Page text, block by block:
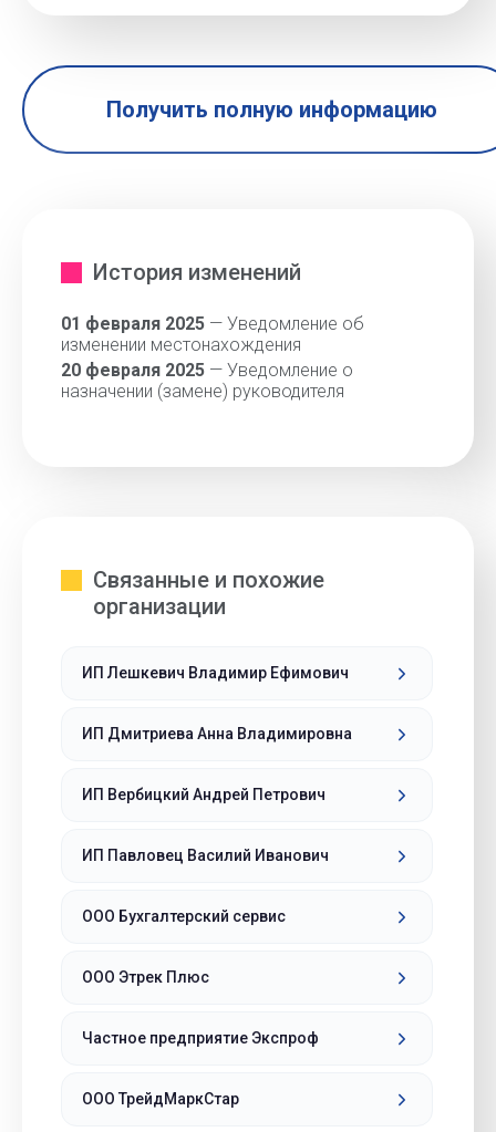
Получить полную информацию
История изменений
01 февраля 2025 — Уведомление об
изменении местонахождения
20 февраля 2025 — Уведомление о
назначении (замене) руководителя
Связанные и похожие
организации
ИП Лешкевич Владимир Ефимович
ИП Дмитриева Анна Владимировна
ИП Вербицкий Андрей Петрович
ИП Павловец Василий Иванович
ООО Бухгалтерский сервис
ООО Этрек Плюс
Частное предприятие Экспроф
ООО ТрейдМаркСтар